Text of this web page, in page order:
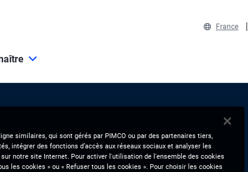
France
similaires, qui sont gérés par PIMCO ou par des partenaires tiers,
intégrer des fonctions d’accès aux réseaux sociaux et analyser les
notre site Internet. Pour activer l'utilisation de l'ensemble des cookies
les cookies » ou « Refuser tous les cookies ». Pour choisir les cookies